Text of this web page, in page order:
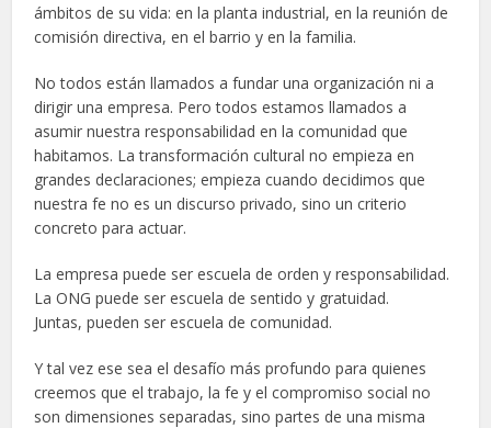
ámbitos de su vida: en la planta industrial, en la reunión de
comisión directiva, en el barrio y en la familia.
No todos están llamados a fundar una organización ni a
dirigir una empresa. Pero todos estamos llamados a
asumir nuestra responsabilidad en la comunidad que
habitamos. La transformación cultural no empieza en
grandes declaraciones; empieza cuando decidimos que
nuestra fe no es un discurso privado, sino un criterio
concreto para actuar.
La empresa puede ser escuela de orden y responsabilidad.
La ONG puede ser escuela de sentido y gratuidad.
Juntas, pueden ser escuela de comunidad.
Y tal vez ese sea el desafío más profundo para quienes
creemos que el trabajo, la fe y el compromiso social no
son dimensiones separadas, sino partes de una misma